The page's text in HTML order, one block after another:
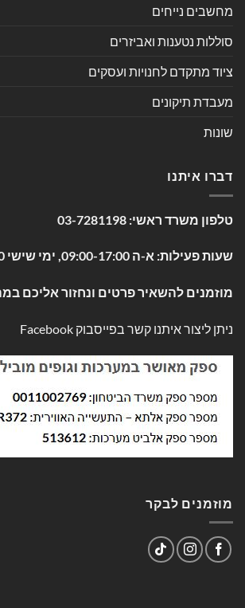
מחשבים נייחים
סוללות נטענות ואביזרים
ציוד מתקדם לחנויות ועסקים
מעבדת תיקונים
שונות
דברו איתנו
טלפון משרד ראשי: 03-7281198
שעות פעילות: א-ה 09:00-17:00, ימי שישי 09:00-13:00
מוזמנים להשאיר פרטים ונחזור אליכם
ניתן ליצור איתנו קשר בפייסבוק Facebook
מוזמנים לבקר